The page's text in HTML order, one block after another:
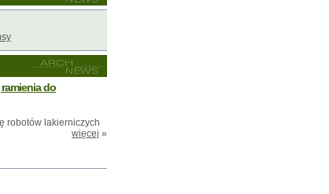
do
robotów lakierniczych
więcej »